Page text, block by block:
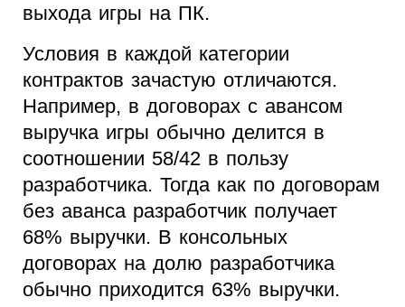
выхода игры на ПК.
Условия в каждой категории
контрактов зачастую отличаются.
Например, в договорах с авансом
выручка игры обычно делится в
соотношении 58/42 в пользу
разработчика. Тогда как по договорам
без аванса разработчик получает
68% выручки. В консольных
договорах на долю разработчика
обычно приходится 63% выручки.